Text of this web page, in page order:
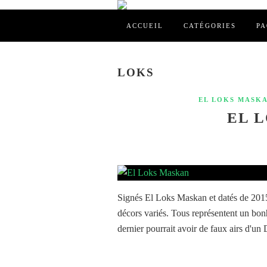
ACCUEIL CATÉGORIES
LOKS
EL LOKS
EL
Signés El Loks Maskan et datés de
décors variés. Tous représentent un
dernier pourrait avoir de faux airs d'un